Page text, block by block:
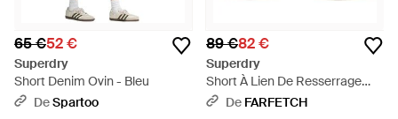
65 €52 €
Superdry
Short Denim Ovin - Bleu
DeSpartoo
89 €82 €
Superdry
Short À Lien De Resserrage
Merchant - Blanc
De FARFETCH